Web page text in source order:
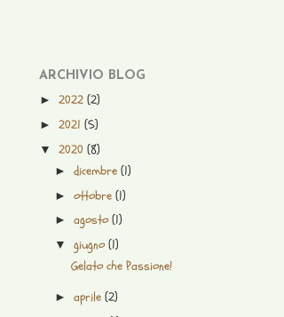
ARCHIVIO BLOG
► 2022 (2)
► 2021 (5)
▼ 2020 (8)
►dicembre(1)
►ottobre(1)
►agosto(1)
▼giugno(1)
Gelato che Passione!
►aprile(2)